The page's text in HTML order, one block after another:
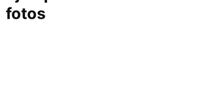
fotos